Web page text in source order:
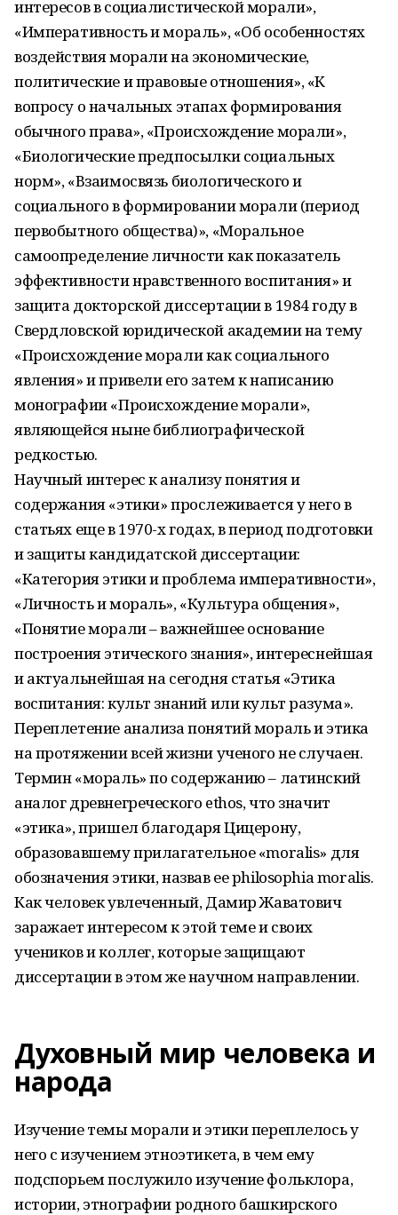
интересов в социалистической морали»,
«Императивность и мораль», «Об особенностях
воздействия морали на экономические,
политические и правовые отношения», «К
вопросу о начальных этапах формирования
обычного права», «Происхождение морали»,
«Биологические предпосылки социальных
норм», «Взаимо­связь биологического и
социального в формировании морали (период
первобытного общества)», «Моральное
самоопределение личности как показатель
эффективности нравственного воспитания» и
защита докторской диссертации в 1984 году в
Свердловской юридической академии на тему
«Происхождение морали как социального
явления» и привели его затем к написанию
монографии «Происхождение морали»,
являющейся ныне библиографической
редкостью.
Научный интерес к анализу понятия и
содержания «этики» прослеживается у него в
статьях еще в 1970-х годах, в период подготовки
и защиты кандидатской диссертации:
«Категория этики и проблема императивности»,
«Личность и мораль», «Культура общения»,
«Понятие морали – важнейшее основание
построения этического знания», интереснейшая
и актуальнейшая на сегодня статья «Этика
воспитания: культ знаний или культ разума».
Переплетение анализа понятий мораль и этика
на протяжении всей жизни ученого не случаен.
Термин «мораль» по содержанию – латинский
аналог древнегреческого ethos, что значит
«этика», пришел благодаря Цицерону,
образовавшему прилагательное «moralis» для
обозначения этики, назвав ее philosophia moralis.
Как человек увлеченный, Дамир Жаватович
заражает интересом к этой теме и своих
учеников и коллег, которые защищают
диссертации в этом же научном направлении.
Духовный мир человека и
народа
Изучение темы морали и этики переплелось у
него с изучением этноэтикета, в чем ему
подспорьем послужило изучение фольклора,
истории, этнографии родного башкирского